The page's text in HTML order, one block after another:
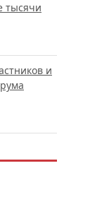
тысячи
и